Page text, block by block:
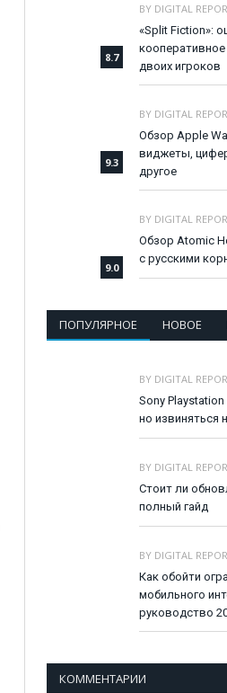
8.7
BY DIGITAL
«Split Fiction»:
двоих игроков
9.3
BY DIGITAL
Обзор Apple
виджеты,
другое
9.0
BY DIGITAL
Обзор Atomic
с русскими
ПОПУЛЯРНОЕ НОВОЕ
BY DIGITAL
Sony
но извиняться
BY DIGITAL
Стоит ли
полный гайд
BY DIGITAL
Как обойти
мобильного
руководство
КОММЕНТАРИИ